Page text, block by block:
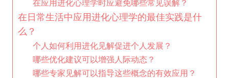
在应用进化心理学时应避免哪些常见误解？
在日常生活中应用进化心理学的最佳实践是什
么？
个人如何利用进化见解促进个人发展？
哪些优化建议可以增强人际动态？
哪些专家见解可以指导这些概念的有效应用？